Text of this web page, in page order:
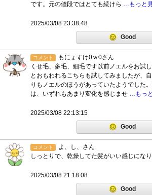
です。元の値段ではとても続けら …もっと
2025/03/08 23:38:48
Good
コメント
もにょすけ0ｗ0さん
くせ毛、多毛、細毛です以前ノエルをお試
とおもわれるこちらも試してみましたが、
りもノエルのほうがあっていたようでした
は、いずれもあまり変化を感じませ …もっ
2025/03/08 22:13:15
Good
コメント
よ、し、さん
しっとりで、乾燥してた髪がいい感じになり
2025/03/08 21:18:08
Good